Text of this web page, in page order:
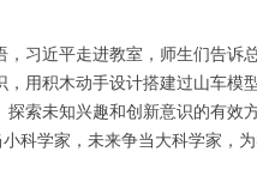
习近平走进教室，师生们告诉
用积木动手设计搭建过山车模
索未知兴趣和创新意识的有效
科学家，未来争当大科学家，